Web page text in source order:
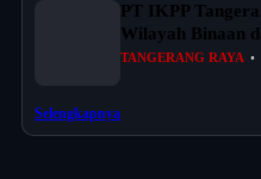
PT IKPP
Wilayah Binaan
Iklim Ba...
TANGERANG RAYA •
Selengkapnya